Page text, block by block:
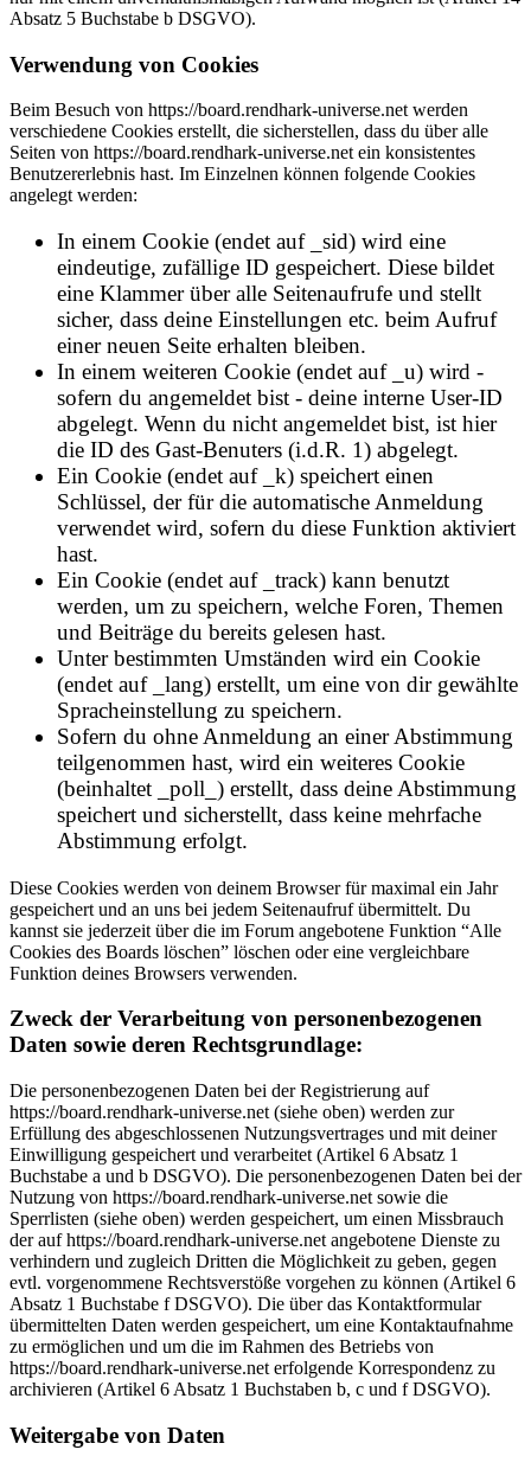
Absatz 5 Buchstabe b DSGVO).
Verwendung von Cookies
Beim Besuch von https://board.rendhark-universe.net werden
verschiedene Cookies erstellt, die sicherstellen, dass du über alle
Seiten von https://board.rendhark-universe.net ein konsistentes
Benutzererlebnis hast. Im Einzelnen können folgende Cookies
angelegt werden:
In einem Cookie (endet auf _sid) wird eine
eindeutige, zufällige ID gespeichert. Diese bildet
eine Klammer über alle Seitenaufrufe und stellt
sicher, dass deine Einstellungen etc. beim Aufruf
einer neuen Seite erhalten bleiben.
In einem weiteren Cookie (endet auf _u) wird -
sofern du angemeldet bist - deine interne User-ID
abgelegt. Wenn du nicht angemeldet bist, ist hier
die ID des Gast-Benuters (i.d.R. 1) abgelegt.
Ein Cookie (endet auf _k) speichert einen
Schlüssel, der für die automatische Anmeldung
verwendet wird, sofern du diese Funktion aktiviert
hast.
Ein Cookie (endet auf _track) kann benutzt
werden, um zu speichern, welche Foren, Themen
und Beiträge du bereits gelesen hast.
Unter bestimmten Umständen wird ein Cookie
(endet auf _lang) erstellt, um eine von dir gewählte
Spracheinstellung zu speichern.
Sofern du ohne Anmeldung an einer Abstimmung
teilgenommen hast, wird ein weiteres Cookie
(beinhaltet _poll_) erstellt, dass deine Abstimmung
speichert und sicherstellt, dass keine mehrfache
Abstimmung erfolgt.
Diese Cookies werden von deinem Browser für maximal ein Jahr
gespeichert und an uns bei jedem Seitenaufruf übermittelt. Du
kannst sie jederzeit über die im Forum angebotene Funktion “Alle
Cookies des Boards löschen” löschen oder eine vergleichbare
Funktion deines Browsers verwenden.
Zweck der Verarbeitung von personenbezogenen
Daten sowie deren Rechtsgrundlage:
Die personenbezogenen Daten bei der Registrierung auf
https://board.rendhark-universe.net (siehe oben) werden zur
Erfüllung des abgeschlossenen Nutzungsvertrages und mit deiner
Einwilligung gespeichert und verarbeitet (Artikel 6 Absatz 1
Buchstabe a und b DSGVO). Die personenbezogenen Daten bei der
Nutzung von https://board.rendhark-universe.net sowie die
Sperrlisten (siehe oben) werden gespeichert, um einen Missbrauch
der auf https://board.rendhark-universe.net angebotene Dienste zu
verhindern und zugleich Dritten die Möglichkeit zu geben, gegen
evtl. vorgenommene Rechtsverstöße vorgehen zu können (Artikel 6
Absatz 1 Buchstabe f DSGVO). Die über das Kontaktformular
übermittelten Daten werden gespeichert, um eine Kontaktaufnahme
zu ermöglichen und um die im Rahmen des Betriebs von
https://board.rendhark-universe.net erfolgende Korrespondenz zu
archivieren (Artikel 6 Absatz 1 Buchstaben b, c und f DSGVO).
Weitergabe von Daten